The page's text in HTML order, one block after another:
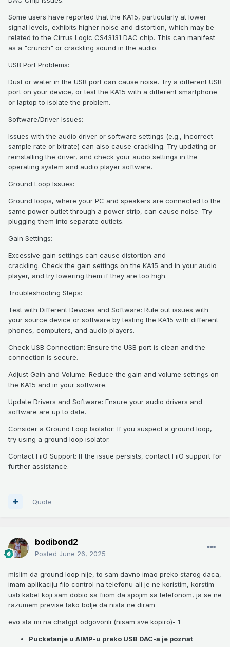
Some users have reported that the KA15, particularly at lower
signal levels, exhibits higher noise and distortion, which may be
related to the Cirrus Logic CS43131 DAC chip. This can manifest
as a "crunch" or crackling sound in the audio.
USB Port Problems:
Dust or water in the USB port can cause noise. Try a different USB
port on your device, or test the KA15 with a different smartphone
or laptop to isolate the problem.
Software/Driver Issues:
Issues with the audio driver or software settings (e.g., incorrect
sample rate or bitrate) can also cause crackling. Try updating or
reinstalling the driver, and check your audio settings in the
operating system and audio player software.
Ground Loop Issues:
Ground loops, where your PC and speakers are connected to the
same power outlet through a power strip, can cause noise. Try
plugging them into separate outlets.
Gain Settings:
Excessive gain settings can cause distortion and
crackling. Check the gain settings on the KA15 and in your audio
player, and try lowering them if they are too high.
Troubleshooting Steps:
Test with Different Devices and Software: Rule out issues with
your source device or software by testing the KA15 with different
phones, computers, and audio players.
Check USB Connection: Ensure the USB port is clean and the
connection is secure.
Adjust Gain and Volume: Reduce the gain and volume settings on
the KA15 and in your software.
Update Drivers and Software: Ensure your audio drivers and
software are up to date.
Consider a Ground Loop Isolator: If you suspect a ground loop,
try using a ground loop isolator.
Contact FiiO Support: If the issue persists, contact FiiO support for
further assistance.
Quote
bodibond2
Posted June 26, 2025
mislim da ground loop nije, to sam davno imao preko starog daca,
imam aplikaciju fiio control na telefonu ali je ne koristim, korstim
usb kabel koji sam dobio sa fiiom da spojim sa telefonom, ja se ne
razumem previse tako bolje da nista ne diram
evo sta mi na chatgpt odgovorili (nisam sve kopiro)- 1
Pucketanje u AIMP-u preko USB DAC-a je poznat